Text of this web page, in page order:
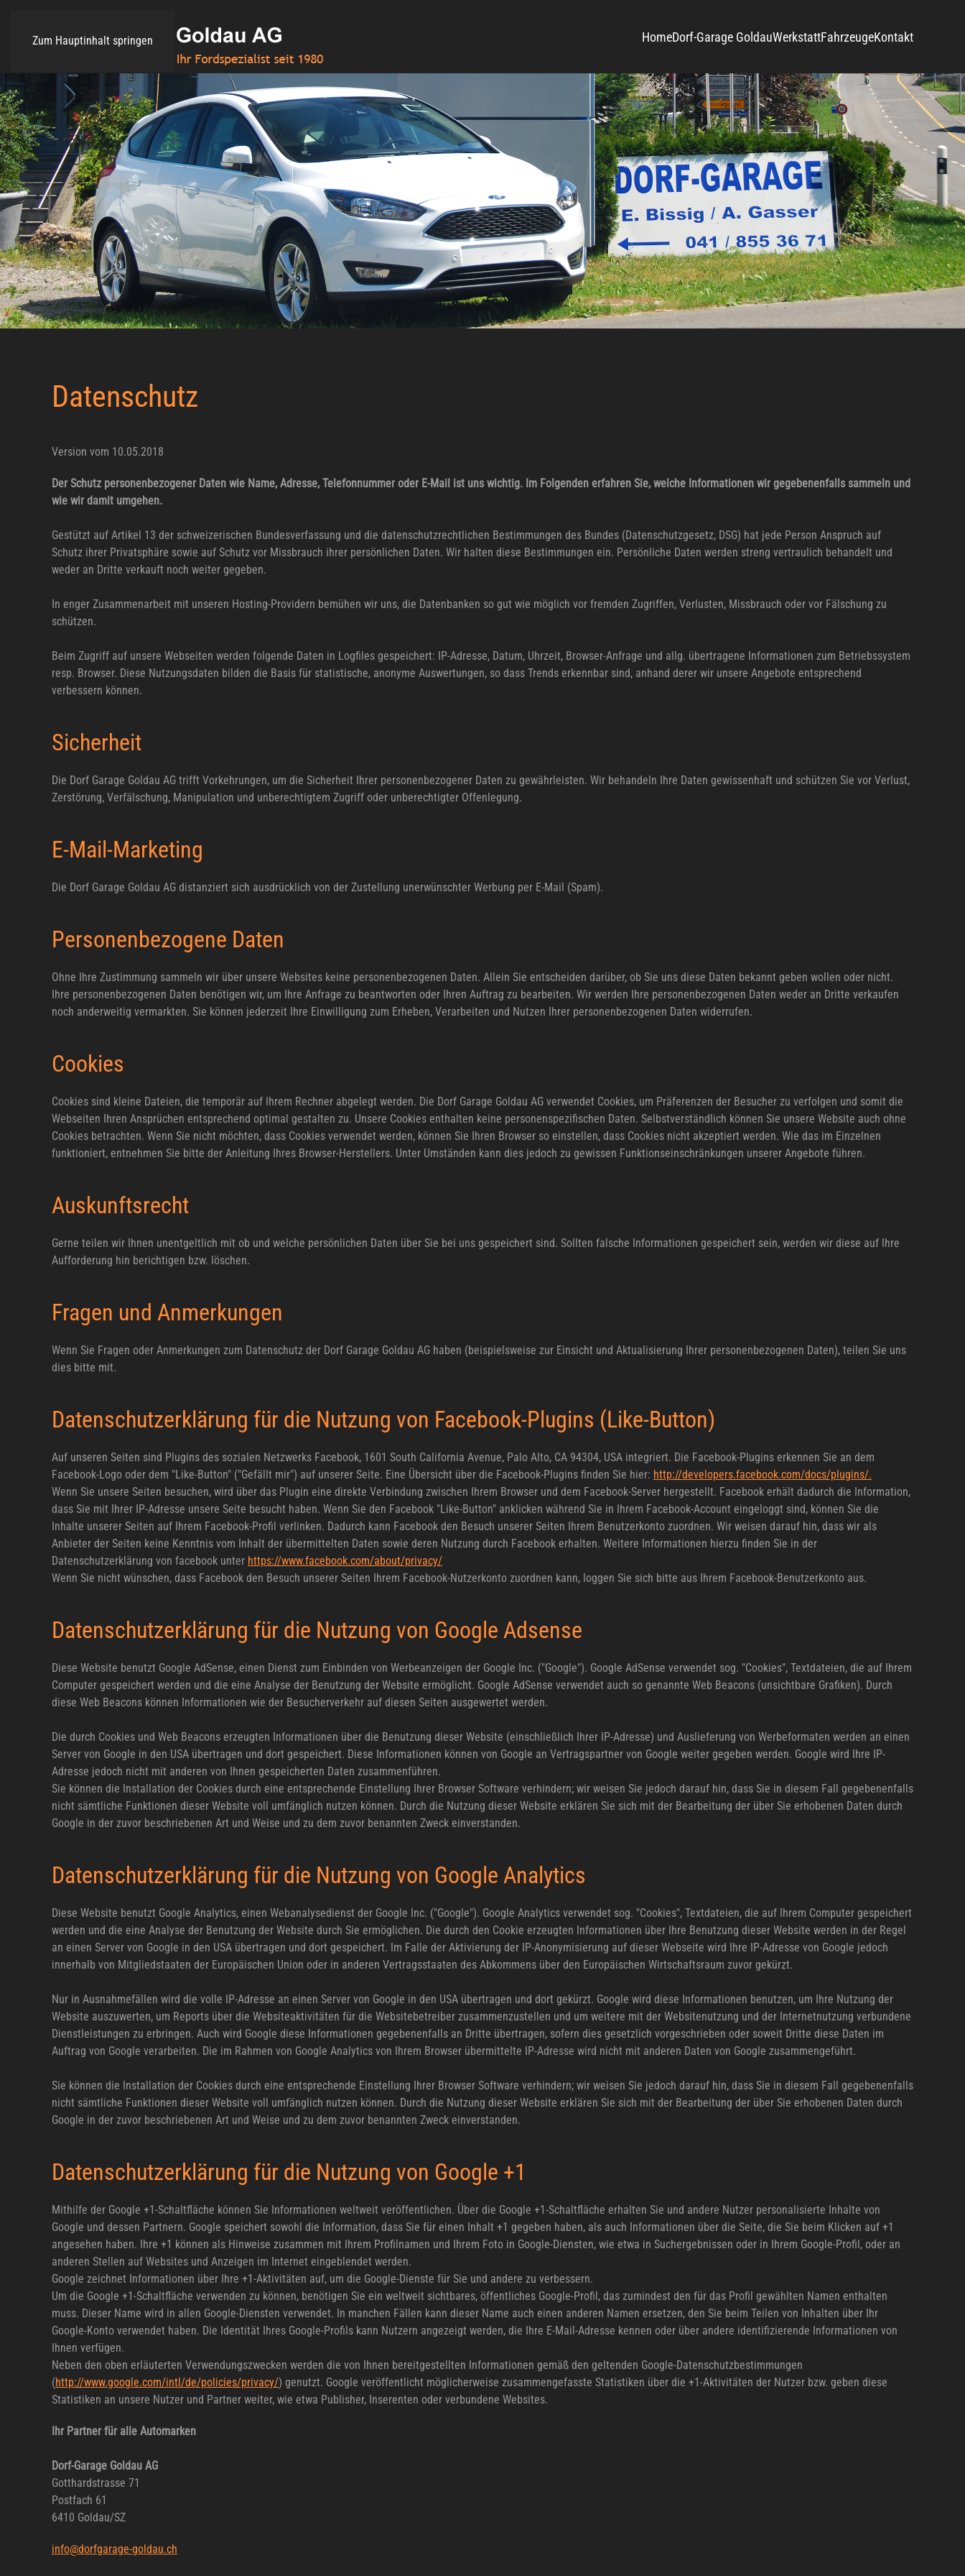
Zum Hauptinhalt springen HomeDorf-Garage GoldauWerkstattFahrzeugeKontakt
Datenschutz
Version vom 10.05.2018
Der Schutz personenbezogener Daten wie Name, Adresse, Telefonnummer oder E-Mail ist uns wichtig. Im Folgenden erfahren Sie, welche Informationen wir gegebenenfalls sammeln und
wie wir damit umgehen.
Gestützt auf Artikel 13 der schweizerischen Bundesverfassung und die datenschutzrechtlichen Bestimmungen des Bundes (Datenschutzgesetz, DSG) hat jede Person Anspruch auf
Schutz ihrer Privatsphäre sowie auf Schutz vor Missbrauch ihrer persönlichen Daten. Wir halten diese Bestimmungen ein. Persönliche Daten werden streng vertraulich behandelt und
weder an Dritte verkauft noch weiter gegeben.
In enger Zusammenarbeit mit unseren Hosting-Providern bemühen wir uns, die Datenbanken so gut wie möglich vor fremden Zugriffen, Verlusten, Missbrauch oder vor Fälschung zu
schützen.
Beim Zugriff auf unsere Webseiten werden folgende Daten in Logfiles gespeichert: IP-Adresse, Datum, Uhrzeit, Browser-Anfrage und allg. übertragene Informationen zum Betriebssystem
resp. Browser. Diese Nutzungsdaten bilden die Basis für statistische, anonyme Auswertungen, so dass Trends erkennbar sind, anhand derer wir unsere Angebote entsprechend
verbessern können.
Sicherheit
Die Dorf Garage Goldau AG trifft Vorkehrungen, um die Sicherheit Ihrer personenbezogener Daten zu gewährleisten. Wir behandeln Ihre Daten gewissenhaft und schützen Sie vor Verlust,
Zerstörung, Verfälschung, Manipulation und unberechtigtem Zugriff oder unberechtigter Offenlegung.
E-Mail-Marketing
Die Dorf Garage Goldau AG distanziert sich ausdrücklich von der Zustellung unerwünschter Werbung per E-Mail (Spam).
Personenbezogene Daten
Ohne Ihre Zustimmung sammeln wir über unsere Websites keine personenbezogenen Daten. Allein Sie entscheiden darüber, ob Sie uns diese Daten bekannt geben wollen oder nicht.
Ihre personenbezogenen Daten benötigen wir, um Ihre Anfrage zu beantworten oder Ihren Auftrag zu bearbeiten. Wir werden Ihre personenbezogenen Daten weder an Dritte verkaufen
noch anderweitig vermarkten. Sie können jederzeit Ihre Einwilligung zum Erheben, Verarbeiten und Nutzen Ihrer personenbezogenen Daten widerrufen.
Cookies
Cookies sind kleine Dateien, die temporär auf Ihrem Rechner abgelegt werden. Die Dorf Garage Goldau AG verwendet Cookies, um Präferenzen der Besucher zu verfolgen und somit die
Webseiten Ihren Ansprüchen entsprechend optimal gestalten zu. Unsere Cookies enthalten keine personenspezifischen Daten. Selbstverständlich können Sie unsere Website auch ohne
Cookies betrachten. Wenn Sie nicht möchten, dass Cookies verwendet werden, können Sie Ihren Browser so einstellen, dass Cookies nicht akzeptiert werden. Wie das im Einzelnen
funktioniert, entnehmen Sie bitte der Anleitung Ihres Browser-Herstellers. Unter Umständen kann dies jedoch zu gewissen Funktionseinschränkungen unserer Angebote führen.
Auskunftsrecht
Gerne teilen wir Ihnen unentgeltlich mit ob und welche persönlichen Daten über Sie bei uns gespeichert sind. Sollten falsche Informationen gespeichert sein, werden wir diese auf Ihre
Aufforderung hin berichtigen bzw. löschen.
Fragen und Anmerkungen
Wenn Sie Fragen oder Anmerkungen zum Datenschutz der Dorf Garage Goldau AG haben (beispielsweise zur Einsicht und Aktualisierung Ihrer personenbezogenen Daten), teilen Sie uns
dies bitte mit.
Datenschutzerklärung für die Nutzung von Facebook-Plugins (Like-Button)
Auf unseren Seiten sind Plugins des sozialen Netzwerks Facebook, 1601 South California Avenue, Palo Alto, CA 94304, USA integriert. Die Facebook-Plugins erkennen Sie an dem
Facebook-Logo oder dem "Like-Button" ("Gefällt mir") auf unserer Seite. Eine Übersicht über die Facebook-Plugins finden Sie hier: http://developers.facebook.com/docs/plugins/.
Wenn Sie unsere Seiten besuchen, wird über das Plugin eine direkte Verbindung zwischen Ihrem Browser und dem Facebook-Server hergestellt. Facebook erhält dadurch die Information,
dass Sie mit Ihrer IP-Adresse unsere Seite besucht haben. Wenn Sie den Facebook "Like-Button" anklicken während Sie in Ihrem Facebook-Account eingeloggt sind, können Sie die
Inhalte unserer Seiten auf Ihrem Facebook-Profil verlinken. Dadurch kann Facebook den Besuch unserer Seiten Ihrem Benutzerkonto zuordnen. Wir weisen darauf hin, dass wir als
Anbieter der Seiten keine Kenntnis vom Inhalt der übermittelten Daten sowie deren Nutzung durch Facebook erhalten. Weitere Informationen hierzu finden Sie in der
Datenschutzerklärung von facebook unter https://www.facebook.com/about/privacy/
Wenn Sie nicht wünschen, dass Facebook den Besuch unserer Seiten Ihrem Facebook-Nutzerkonto zuordnen kann, loggen Sie sich bitte aus Ihrem Facebook-Benutzerkonto aus.
Datenschutzerklärung für die Nutzung von Google Adsense
Diese Website benutzt Google AdSense, einen Dienst zum Einbinden von Werbeanzeigen der Google Inc. ("Google"). Google AdSense verwendet sog. "Cookies", Textdateien, die auf Ihrem
Computer gespeichert werden und die eine Analyse der Benutzung der Website ermöglicht. Google AdSense verwendet auch so genannte Web Beacons (unsichtbare Grafiken). Durch
diese Web Beacons können Informationen wie der Besucherverkehr auf diesen Seiten ausgewertet werden.
Die durch Cookies und Web Beacons erzeugten Informationen über die Benutzung dieser Website (einschließlich Ihrer IP-Adresse) und Auslieferung von Werbeformaten werden an einen
Server von Google in den USA übertragen und dort gespeichert. Diese Informationen können von Google an Vertragspartner von Google weiter gegeben werden. Google wird Ihre IP-
Adresse jedoch nicht mit anderen von Ihnen gespeicherten Daten zusammenführen.
Sie können die Installation der Cookies durch eine entsprechende Einstellung Ihrer Browser Software verhindern; wir weisen Sie jedoch darauf hin, dass Sie in diesem Fall gegebenenfalls
nicht sämtliche Funktionen dieser Website voll umfänglich nutzen können. Durch die Nutzung dieser Website erklären Sie sich mit der Bearbeitung der über Sie erhobenen Daten durch
Google in der zuvor beschriebenen Art und Weise und zu dem zuvor benannten Zweck einverstanden.
Datenschutzerklärung für die Nutzung von Google Analytics
Diese Website benutzt Google Analytics, einen Webanalysedienst der Google Inc. ("Google"). Google Analytics verwendet sog. "Cookies", Textdateien, die auf Ihrem Computer gespeichert
werden und die eine Analyse der Benutzung der Website durch Sie ermöglichen. Die durch den Cookie erzeugten Informationen über Ihre Benutzung dieser Website werden in der Regel
an einen Server von Google in den USA übertragen und dort gespeichert. Im Falle der Aktivierung der IP-Anonymisierung auf dieser Webseite wird Ihre IP-Adresse von Google jedoch
innerhalb von Mitgliedstaaten der Europäischen Union oder in anderen Vertragsstaaten des Abkommens über den Europäischen Wirtschaftsraum zuvor gekürzt.
Nur in Ausnahmefällen wird die volle IP-Adresse an einen Server von Google in den USA übertragen und dort gekürzt. Google wird diese Informationen benutzen, um Ihre Nutzung der
Website auszuwerten, um Reports über die Websiteaktivitäten für die Websitebetreiber zusammenzustellen und um weitere mit der Websitenutzung und der Internetnutzung verbundene
Dienstleistungen zu erbringen. Auch wird Google diese Informationen gegebenenfalls an Dritte übertragen, sofern dies gesetzlich vorgeschrieben oder soweit Dritte diese Daten im
Auftrag von Google verarbeiten. Die im Rahmen von Google Analytics von Ihrem Browser übermittelte IP-Adresse wird nicht mit anderen Daten von Google zusammengeführt.
Sie können die Installation der Cookies durch eine entsprechende Einstellung Ihrer Browser Software verhindern; wir weisen Sie jedoch darauf hin, dass Sie in diesem Fall gegebenenfalls
nicht sämtliche Funktionen dieser Website voll umfänglich nutzen können. Durch die Nutzung dieser Website erklären Sie sich mit der Bearbeitung der über Sie erhobenen Daten durch
Google in der zuvor beschriebenen Art und Weise und zu dem zuvor benannten Zweck einverstanden.
Datenschutzerklärung für die Nutzung von Google +1
Mithilfe der Google +1-Schaltfläche können Sie Informationen weltweit veröffentlichen. Über die Google +1-Schaltfläche erhalten Sie und andere Nutzer personalisierte Inhalte von
Google und dessen Partnern. Google speichert sowohl die Information, dass Sie für einen Inhalt +1 gegeben haben, als auch Informationen über die Seite, die Sie beim Klicken auf +1
angesehen haben. Ihre +1 können als Hinweise zusammen mit Ihrem Profilnamen und Ihrem Foto in Google-Diensten, wie etwa in Suchergebnissen oder in Ihrem Google-Profil, oder an
anderen Stellen auf Websites und Anzeigen im Internet eingeblendet werden.
Google zeichnet Informationen über Ihre +1-Aktivitäten auf, um die Google-Dienste für Sie und andere zu verbessern.
Um die Google +1-Schaltfläche verwenden zu können, benötigen Sie ein weltweit sichtbares, öffentliches Google-Profil, das zumindest den für das Profil gewählten Namen enthalten
muss. Dieser Name wird in allen Google-Diensten verwendet. In manchen Fällen kann dieser Name auch einen anderen Namen ersetzen, den Sie beim Teilen von Inhalten über Ihr
Google-Konto verwendet haben. Die Identität Ihres Google-Profils kann Nutzern angezeigt werden, die Ihre E-Mail-Adresse kennen oder über andere identifizierende Informationen von
Ihnen verfügen.
Neben den oben erläuterten Verwendungszwecken werden die von Ihnen bereitgestellten Informationen gemäß den geltenden Google-Datenschutzbestimmungen
(http://www.google.com/intl/de/policies/privacy/) genutzt. Google veröffentlicht möglicherweise zusammengefasste Statistiken über die +1-Aktivitäten der Nutzer bzw. geben diese
Statistiken an unsere Nutzer und Partner weiter, wie etwa Publisher, Inserenten oder verbundene Websites.
Ihr Partner für alle Automarken
Dorf-Garage Goldau AG
Gotthardstrasse 71
Postfach 61
6410 Goldau/SZ
info@dorfgarage-goldau.ch